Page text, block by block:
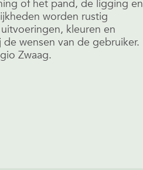
of het pand, de ligging en
worden rustig
kleuren en
wensen van de gebruiker.
Zwaag.